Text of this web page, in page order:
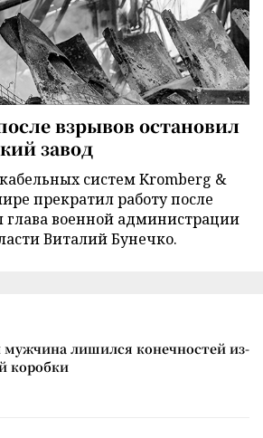
взрывов остановил
завод
систем Kromberg &
прекратил работу после
глава военной администрации
Виталий Бунечко.
мужчина лишился конечностей из-
коробки